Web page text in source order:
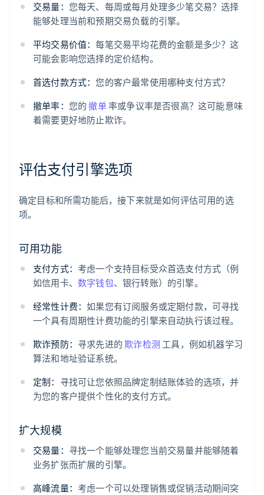
交易量： 您每天、每周或每月处理多少笔交易？选择
能够处理当前和预期交易负载的引擎。
平均交易价值：每笔交易平均花费的金额是多少？这
可能会影响您选择的定价结构。
首选付款方式：您的客户最常使用哪种支付方式？
撤单率： 您的撤单率或争议率是否很高？这可能意味
着需要更好地防止欺诈。
评估支付引擎选项
确定目标和所需功能后，接下来就是如何评估可用的选
项。
可用功能
支付方式： 考虑一个支持目标受众首选支付方式（例
如信用卡、 数字钱包、银行转账）的引擎。
经常性计费：如果您有订阅服务或定期付款，可寻找
一个具有周期性计费功能的引擎来自动执行该过程。
欺诈预防： 寻求先进的欺诈检测 工具，例如机器学习
算法和地址验证系统。
定制： 寻找可让您依照品牌定制结账体验的选项，并
为您的客户提供个性化的支付方式。
扩大规模
交易量： 寻找一个能够处理您当前交易量并能够随着
业务扩张而扩展的引擎。
高峰流量： 考虑一个可以处理销售或促销活动期间突